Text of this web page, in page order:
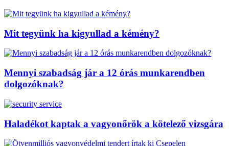
Mit tegyünk ha kigyullad a kémény?
Mennyi szabadság jár a 12 órás munkarendben
dolgozóknak?
Haladékot kaptak a vagyonőrök a kötelező vizsgára